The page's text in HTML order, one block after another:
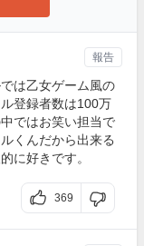
は乙女ゲーム風の
登録者数は100万
ではお笑い担当で
くんだから出来る
に好きです。
369
報告